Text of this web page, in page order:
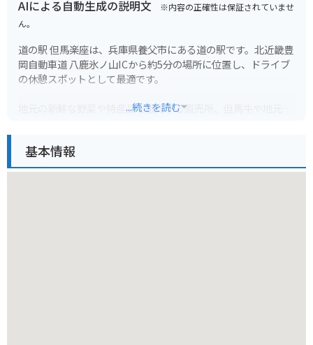
AIによる自動生成の説明文 ※内容の正確性は保証されていませ
ん。
道の駅 但馬楽座は、兵庫県養父市にある道の駅です。北近畿豊
岡自動車道 八鹿氷ノ山ICから約5分の場所に位置し、ドライブ
の休憩スポットとして最適です。
地元の新鮮な野菜や特産品を販売する直売所、但馬牛や地元食
バイクで訪れる場合、道の駅には広々とした駐車場が完備され
...続きを読む
基本情報